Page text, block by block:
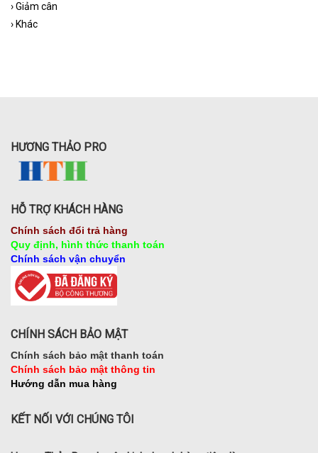
›Giảm cân
› Khác
HƯƠNG THẢO PRO
HỖ TRỢ KHÁCH HÀNG
Chính sách đổi trả hàng
Quy định, hình thức thanh toán
Chính sách vận chuyển
CHÍNH SÁCH BẢO MẬT
Chính sách bảo mật thanh toán
Chính sách bảo mật thông tin
Hướng dẫn mua hàng
KẾT NỐI VỚI CHÚNG TÔI